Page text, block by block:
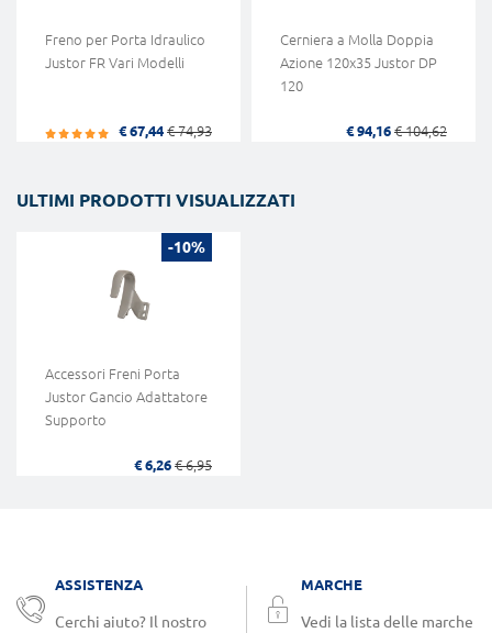
Freno per Porta Idraulico
Justor FR Vari Modelli
€ 67,44 € 74,93
Cerniera a Molla Doppia
Azione 120x35 Justor DP
120
€ 94,16 € 104,62
ULTIMI PRODOTTI VISUALIZZATI
-10%
Accessori Freni Porta
Justor Gancio Adattatore
Supporto
€ 6,26 € 6,95
ASSISTENZA
Cerchi aiuto? Il nostro
MARCHE
Vedi la lista delle marche